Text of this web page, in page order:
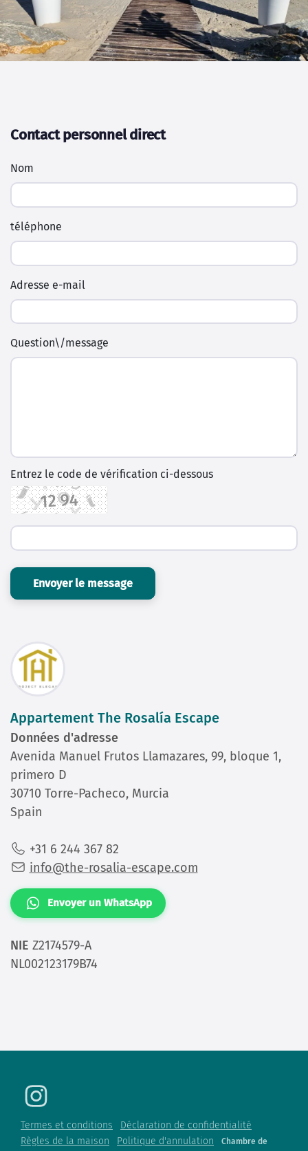
Contact personnel direct
Nom
téléphone
Adresse e-mail
Question\/message
Entrez le code de vérification ci-dessous
Envoyer le message
Appartement The Rosalía Escape
Données d'adresse
Avenida Manuel Frutos Llamazares, 99, bloque 1,
primero D
30710 Torre-Pacheco, Murcia
Spain
+31 6 244 367 82
info@the-rosalia-escape.com
Envoyer un WhatsApp
NIE Z2174579-A
NL002123179B74
Termes et conditions
Déclaration de confidentialité
Règles de la maison
Politique d'annulation
Chambre de